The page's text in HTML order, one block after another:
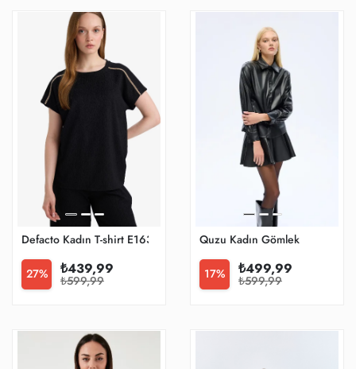
Defacto Kadın T-shirt E1639ax/bk81
27% ₺439,99
₺599,99
Quzu Kadın Gömlek
17% ₺499,99
₺599,99